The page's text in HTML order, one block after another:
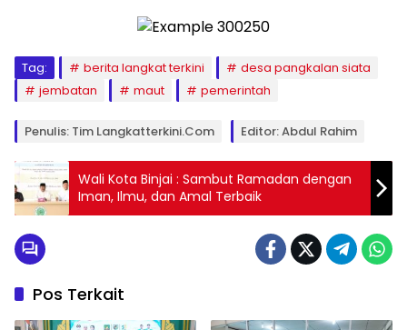
Tag: berita langkat terkini
desa pangkalan siata
jembatan
maut pemerintah
Penulis: Tim Langkatterkini.com Editor: Abdul Rahim
Wali Kota Binjai : Sambut Ramadan dengan
Iman, Ilmu, dan Amal Terbaik
Pos Terkait